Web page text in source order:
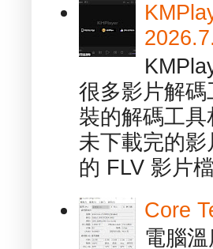
很多影片解
裝的解碼工
未下載完的
的 FLV 影片
Core
電腦